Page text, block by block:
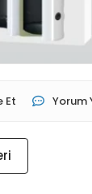
Et Yorum